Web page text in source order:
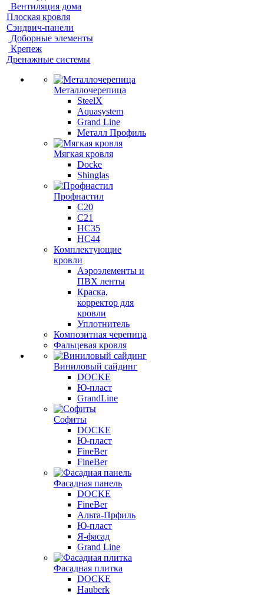
Вентиляция дома
Плоская кровля
Сэндвич-панели
Доборные элементы
Крепеж
Дренажные системы
Металлочерепица
SteelX
Aquasystem
Grand Line
Металл Профиль
Мягкая кровля
Docke
Shinglas
Профнастил
C20
C21
НС35
НС44
Комплектующие
кровли
Аэроэлементы и
ПВХ ленты
Краска,
корректор для
кровли
Уплотнитель
Композитная черепица
Фальцевая кровля
Виниловый сайдинг
DOCKE
Ю-пласт
GrandLine
Софиты
DOCKE
Ю-пласт
FineBer
FineBer
Фасадная панель
DOCKE
FineBer
Альта-Прфиль
Ю-пласт
Я-фасад
Grand Line
Фасадная плитка
DOCKE
Hauberk